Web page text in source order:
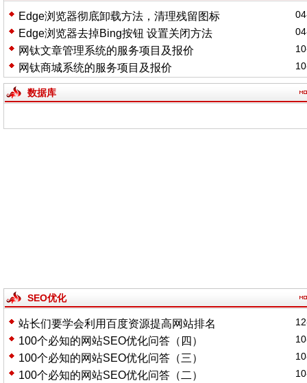
Edge浏览器彻底卸载方法，清理残留图标
Edge浏览器去掉Bing按钮 设置关闭方法
网钛文章管理系统的服务项目及报价
网钛商城系统的服务项目及报价
数据库
SEO优化
站长们要学会利用百度资源提高网站排名
100个必知的网站SEO优化问答（四）
100个必知的网站SEO优化问答（三）
100个必知的网站SEO优化问答（二）